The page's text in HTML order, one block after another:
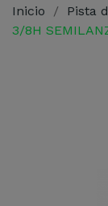
Inicio Pista
3/8H